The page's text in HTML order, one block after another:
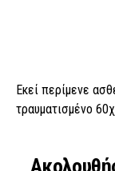
Εκεί περίμενε
τραυματισμένο